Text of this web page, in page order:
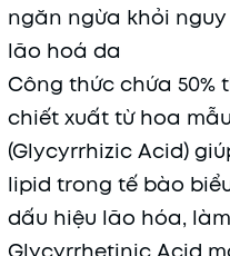
ngăn ngừa khỏi
lão hoá da
Công thức chứa
chiết xuất từ hoa
(Glycyrrhizic Acid)
lipid trong tế bào
dấu hiệu lão hóa,